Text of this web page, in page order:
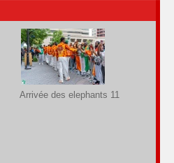
Arrivée des elephants 11